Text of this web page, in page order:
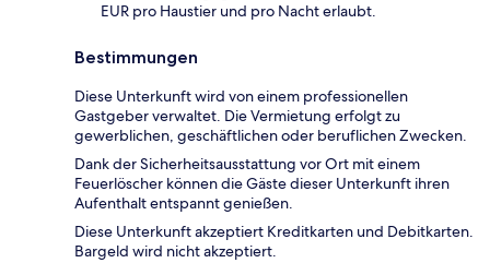
EUR pro Haustier und pro Nacht erlaubt.
Bestimmungen
Diese Unterkunft wird von einem professionellen
Gastgeber verwaltet. Die Vermietung erfolgt zu
gewerblichen, geschäftlichen oder beruflichen Zwecken.
Dank der Sicherheitsausstattung vor Ort mit einem
Feuerlöscher können die Gäste dieser Unterkunft ihren
Aufenthalt entspannt genießen.
Diese Unterkunft akzeptiert Kreditkarten und Debitkarten.
Bargeld wird nicht akzeptiert.